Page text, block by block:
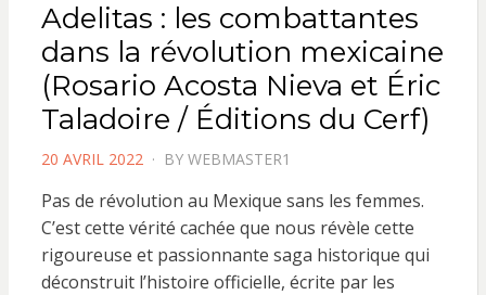
Adelitas : les combattantes
dans la révolution mexicaine
(Rosario Acosta Nieva et Éric
Taladoire / Éditions du Cerf)
POSTED
20 AVRIL 2022 BY WEBMASTER1
Pas de révolution au Mexique sans les femmes.
C’est cette vérité cachée que nous révèle cette
rigoureuse et passionnante saga historique qui
déconstruit l’histoire officielle, écrite par les